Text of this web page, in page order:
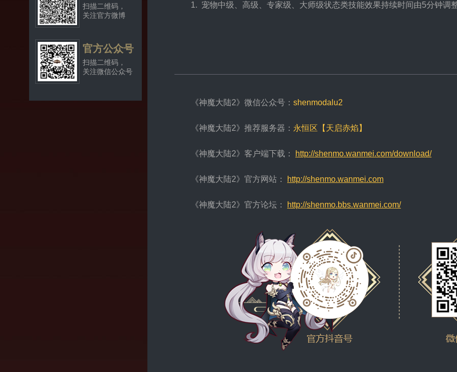
扫描二维码，
关注官方微博
官方公众号
扫描二维码，
关注微信公众号
1. 宠物中级、高级、专家级、大师级状态类技能效果持续时间由5分钟调
《神魔大陆2》微信公众号： shenmodalu2
《神魔大陆2》推荐服务器： 永恒区【天启赤焰】
《神魔大陆2》客户端下载： http://shenmo.wanmei.com/download/
《神魔大陆2》官方网站： http://shenmo.wanmei.com
《神魔大陆2》官方论坛： http://shenmo.bbs.wanmei.com/